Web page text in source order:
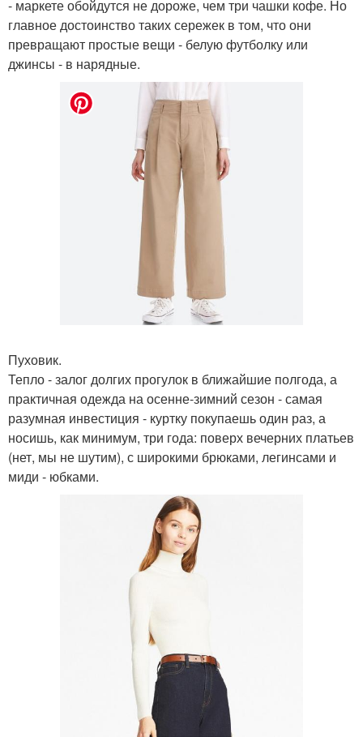
- маркете обойдутся не дороже, чем три чашки кофе. Но
главное достоинство таких сережек в том, что они
превращают простые вещи - белую футболку или
джинсы - в нарядные.
Пуховик.
Тепло - залог долгих прогулок в ближайшие полгода, а
практичная одежда на осенне-зимний сезон - самая
разумная инвестиция - куртку покупаешь один раз, а
носишь, как минимум, три года: поверх вечерних платьев
(нет, мы не шутим), с широкими брюками, легинсами и
миди - юбками.